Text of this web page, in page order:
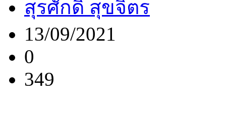
สุรศักดิ์ สุขจิตร
13/09/2021
0
349